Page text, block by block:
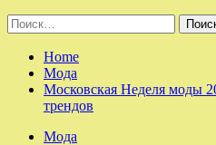
Найти:
Home
Мода
Московская Неделя моды
трендов
Мода